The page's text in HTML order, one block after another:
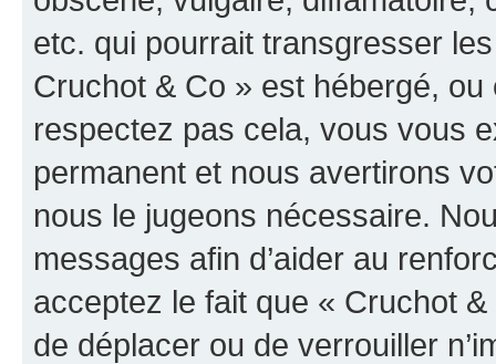
etc. qui pourrait transgresser
Cruchot & Co » est hébergé,
respectez pas cela, vous vous
permanent et nous avertirons
nous le jugeons nécessaire.
messages afin d’aider au
acceptez le fait que « Cruchot
de déplacer ou de verrouiller